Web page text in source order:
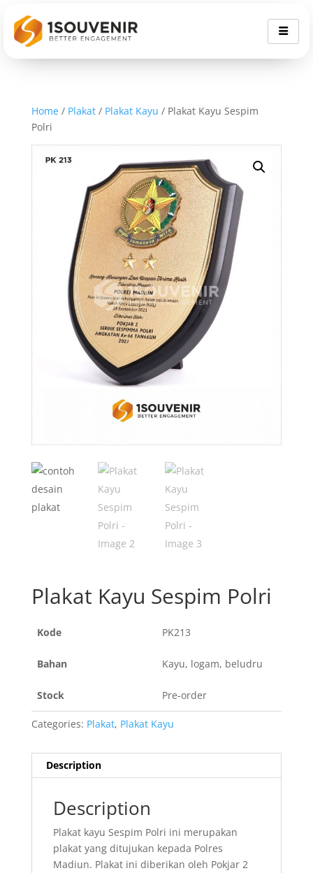
Home/ Plakat/ Plakat Kayu / Plakat Kayu Sespim
Polri
Plakat Kayu Sespim Polri
Kode PK213
Bahan Kayu, logam, beludru
Stock Pre-order
Categories: Plakat, Plakat Kayu
Description
Description
Plakat kayu Sespim Polri ini merupakan
plakat yang ditujukan kepada Polres
Madiun. Plakat ini diberikan oleh Pokjar 2